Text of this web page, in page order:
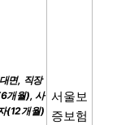
면, 직장
개월), 사
(12개월)
서울보
증보험